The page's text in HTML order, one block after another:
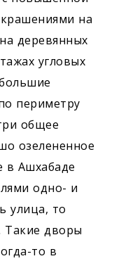
на
деревянных
угловых
периметру
общее
озелененное
в Ашхабаде
одно- и
улица, то
Такие дворы
то в